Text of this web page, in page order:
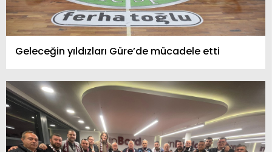
Geleceğin yıldızları Güre’de mücadele etti